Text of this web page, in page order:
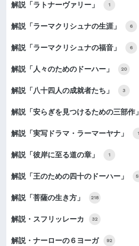
解説「ラトナーヴァリー」 1
解説「ラーマクリシュナの生涯」 6
解説「ラーマクリシュナの福音」 6
解説「人々のためのドーハー」 20
解説「八十四人の成就者たち」 3
解説「安らぎを見つけるための三部作」
解説「実写ドラマ・ラーマーヤナ」 1
解説「彼岸に至る道の章」 1
解説「王のための四十のドーハー」
解説「菩薩の生き方」 218
解説・スフリッレーカ 32
解説・ナーローの６ヨーガ 92